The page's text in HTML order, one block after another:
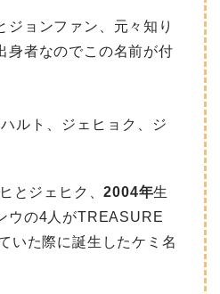
ジョンファン、元々知り
身者なのでこの名前が付
ルト、ジェヒョク、ジ
とジェヒク、2004年生
ウの4人がTREASURE
いた際に誕生したケミ名